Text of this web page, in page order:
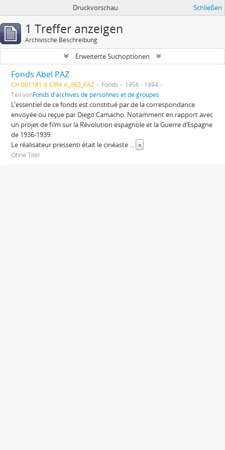
Druckvorschau Schließen
1 Treffer anzeigen
Archivische Beschreibung
Erweiterte Suchoptionen
Fonds Abel PAZ
CH 001181-6 CIRA A_062_PAZ Fonds
1956 - 1994
Teil vonFonds d'archives de personnes et de groupes
L’essentiel de ce fonds est constitué par de la correspondance
envoyée ou reçue par Diego Camacho. Notamment en rapport avec
un projet de film sur la Révolution espagnole et la Guerre d’Espagne
de 1936-1939.
Le réalisateur pressenti était le cinéaste ... »
Ohne Titel